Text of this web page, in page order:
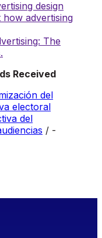
design
advertising
The
Received
del
electoral
del
/ -